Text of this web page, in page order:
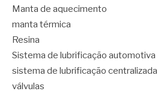
Manta de aquecimento
manta térmica
Resina
Sistema de lubrificação automotiva
sistema de lubrificação centralizada
válvulas